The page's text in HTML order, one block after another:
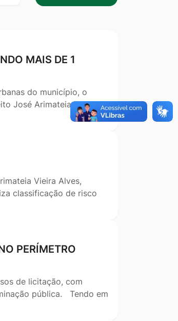
MAIS DE 1
do município, o
José Arimateia Vieira
Vieira Alves,
classificação de risco
PERÍMETRO
de licitação, com
pública. Tendo em